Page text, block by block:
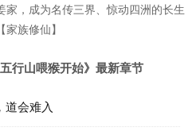
家，成为名传三界、惊动四洲的长生
族修仙】
行山喂猴开始》最新章节
道会难入